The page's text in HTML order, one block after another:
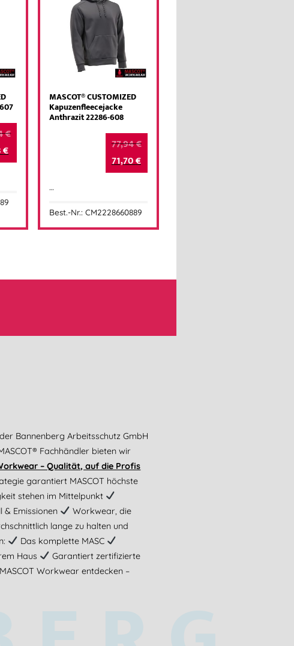
€
€
MASCOT® CUSTOMIZED
Kapuzenfleecejacke
Anthrazit 22286-608
77,94€
71,70€
…
Best.-Nr.: CM2228660889
Bannenberg Arbeitsschutz GmbH
Fachhändler bieten wir
– Qualität, auf die Profis
garantiert MASCOT höchste
stehen im Mittelpunkt
& Emissionen
Workwear, die
lange zu halten und
Das komplette MASC
Haus
Garantiert zertifizierte
Workwear entdecken –